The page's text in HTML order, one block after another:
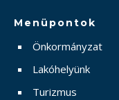
Menüpontok
Önkormányzat
Lakóhelyünk
Turizmus